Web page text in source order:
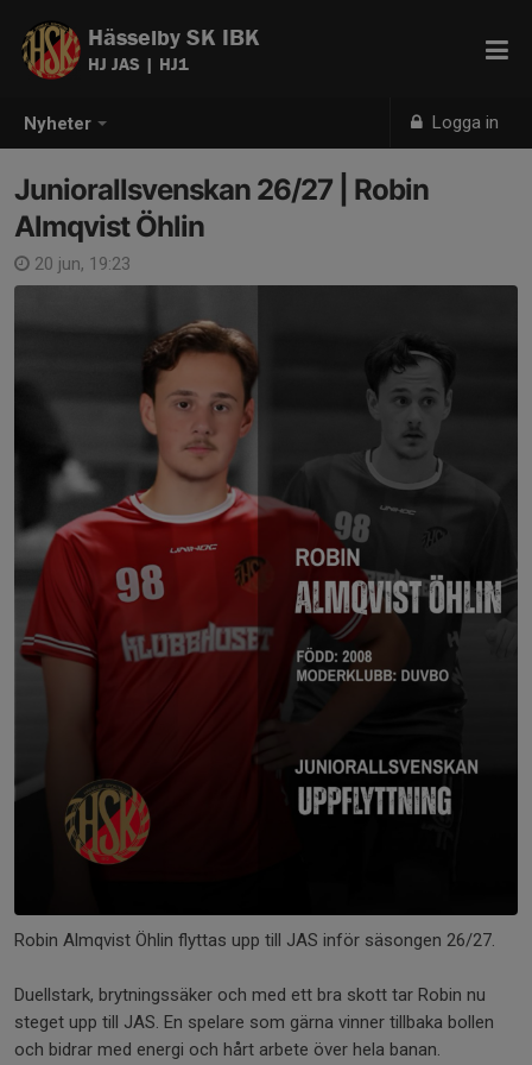
Nyheter Logga in
Hässelby SK IBK
HJ JAS | HJ1
Juniorallsvenskan 26/27 | Robin
Almqvist Öhlin
20 jun, 19:23
Robin Almqvist Öhlin flyttas upp till JAS inför säsongen 26/27.
Duellstark, brytningssäker och med ett bra skott tar Robin nu
steget upp till JAS. En spelare som gärna vinner tillbaka bollen
och bidrar med energi och hårt arbete över hela banan.